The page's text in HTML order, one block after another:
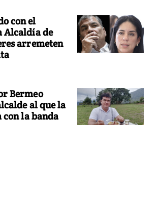
con el
Alcaldía de
arremeten
Bermeo
al que la
la banda